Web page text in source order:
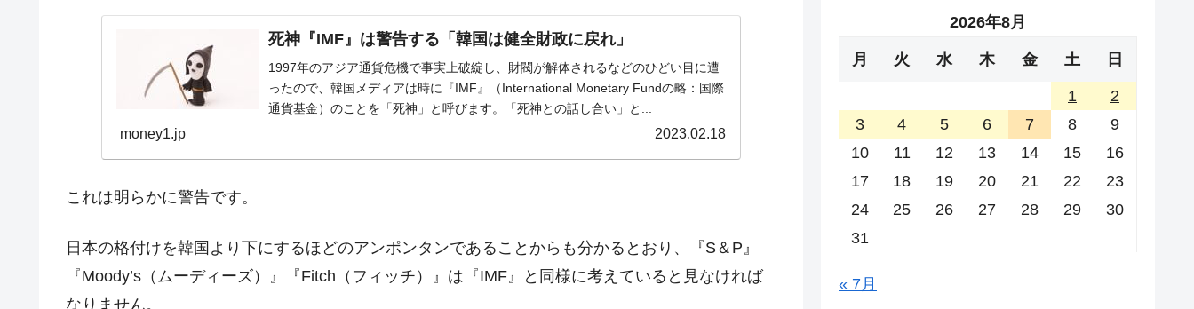
JPモルガン「韓国レバレッジETFの清算はほぼ終わった」
『Money1』 韓国『国民年金公団』株価暴落で200兆蒸発。
『Money1』 韓国鉄鋼最大手『POSCO』ズブズブ沈む。営業利益80.2％も減少
する差別。許してはおかぬ
『Money1』 韓国ボンクラ政策室長･金容範、株価暴落に他人事のような発言。
『Money1』
死神『IMF』は警告する「韓国は健全財政に戻れ」
1997年のアジア通貨危機で事実上破綻し、財閥が解体されるなどのひどい目に遭
ったので、韓国メディアは時に『IMF』（International Monetary Fundの略：国際
通貨基金）のことを「死神」と呼びます。「死神との話し合い」と...
money1.jp 2023.02.18
これは明らかに警告です。
日本の格付けを韓国より下にするほどのアンポンタンであることからも分かるとおり、『S＆P』
『Moody’s（ムーディーズ）』『Fitch（フィッチ）』は『IMF』と同様に考えていると見なければ
なりません。
2026年8月
月 火 水 木 金 土 日
1
2
3
4 5 6 7 8
9
10
11 12 13 14 15
16
17
18 19 20 21 22
23
24
25 26 27 28 29
30
31
« 7月